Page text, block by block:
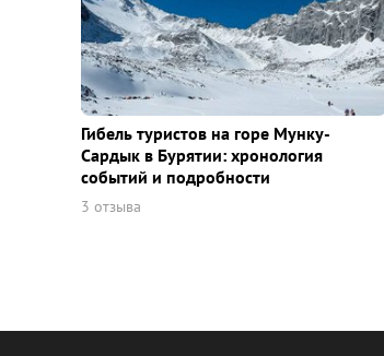
Гибель туристов на горе Мунку-
Сардык в Бурятии: хронология
событий и подробности
3 отзыва